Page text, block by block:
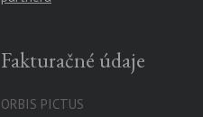
Fakturačné údaje
ORBIS PICTUS